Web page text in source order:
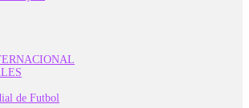
de Futbol